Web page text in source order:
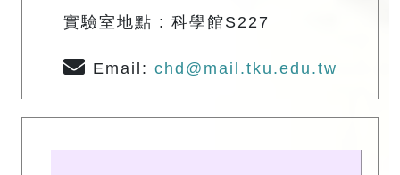
實驗室地點 : 科學館S227
Email: chd@mail.tku.edu.tw